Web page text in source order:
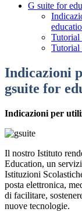
G suite for
Tutorial
Tutorial
Indicazioni
gsuite for
Indicazioni per
Il nostro Istituto
Education, un
Istituzioni
posta elettronica,
di facilitare,
nuove tecnologie.